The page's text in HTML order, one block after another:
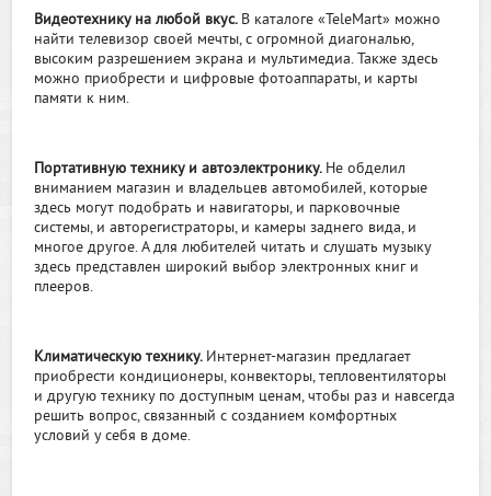
Видеотехнику на любой вкус. В каталоге «TeleMart» можно
найти телевизор своей мечты, с огромной диагональю,
высоким разрешением экрана и мультимедиа. Также здесь
можно приобрести и цифровые фотоаппараты, и карты
памяти к ним.
Портативную технику и автоэлектронику. Не обделил
вниманием магазин и владельцев автомобилей, которые
здесь могут подобрать и навигаторы, и парковочные
системы, и авторегистраторы, и камеры заднего вида, и
многое другое. А для любителей читать и слушать музыку
здесь представлен широкий выбор электронных книг и
плееров.
Климатическую технику. Интернет-магазин предлагает
приобрести кондиционеры, конвекторы, тепловентиляторы
и другую технику по доступным ценам, чтобы раз и навсегда
решить вопрос, связанный с созданием комфортных
условий у себя в доме.